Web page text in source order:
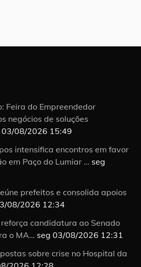
Feira do Empreendedor
negócios de soluções
03/08/2026 15:49
intensifica encontros em favor
em Paço do Lumiar … seg
prefeitos e consolida apoios
08/2026 12:34
candidatura ao Senado
o MA… seg 03/08/2026 12:31
sobre crise no Hospital da